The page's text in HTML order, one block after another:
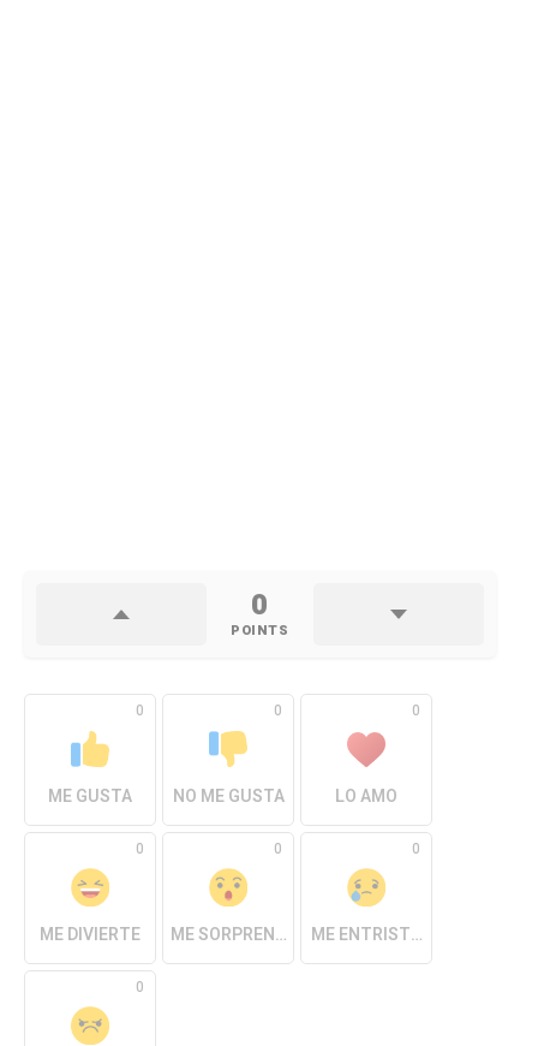
0
POINTS
0
ME GUSTA
0
NO ME GUSTA
0
LO AMO
0
ME DIVIERTE
0
ME SORPRENDE
0
ME ENTRISTECE
0